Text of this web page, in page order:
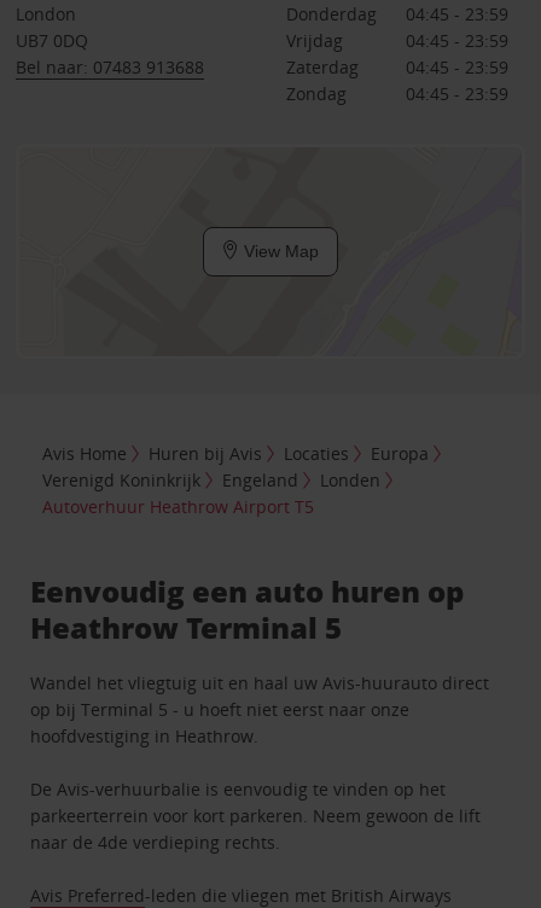
London
UB7 0DQ
Bel naar: 07483 913688
Donderdag
04:45 - 23:59
Vrijdag
04:45 - 23:59
Zaterdag
04:45 - 23:59
Zondag
04:45 - 23:59
View Map
Avis Home Huren bij Avis Locaties
Europa
Verenigd Koninkrijk
Engeland
Londen
Autoverhuur Heathrow Airport T5
Eenvoudig een auto huren op
Heathrow Terminal 5
Wandel het vliegtuig uit en haal uw Avis-huurauto direct
op bij Terminal 5 - u hoeft niet eerst naar onze
hoofdvestiging in Heathrow.
De Avis-verhuurbalie is eenvoudig te vinden op het
parkeerterrein voor kort parkeren. Neem gewoon de lift
naar de 4de verdieping rechts.
Avis Preferred-leden die vliegen met British Airways